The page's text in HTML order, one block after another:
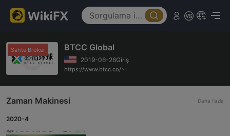
Sahte Broker BTCC Global
2019-06-26Giriş
https://www.btcc.co/
Zaman Makinesi Daha fazla
2020-4